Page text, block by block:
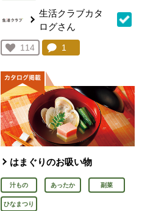
生活クラブカタ
ログさん
お気に入り登録：
114
人が登録
コメント：
1
はまぐりのお吸い物
汁もの あったか 副菜
ひなまつり